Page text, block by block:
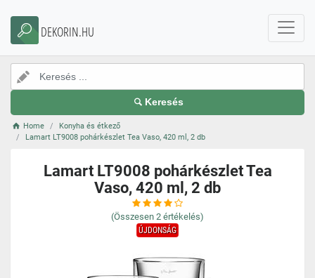
DEKORIN.HU
Keresés
Home
Konyha és étkező
Lamart LT9008 pohárkészlet Tea Vaso, 420 ml, 2 db
Lamart LT9008 pohárkészlet Tea
Vaso, 420 ml, 2 db
(Összesen 2 értékelés)
ÚJDONSÁG